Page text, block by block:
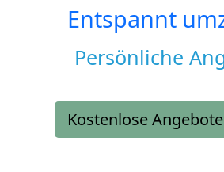
Entspannt
Persönliche
Kostenlose